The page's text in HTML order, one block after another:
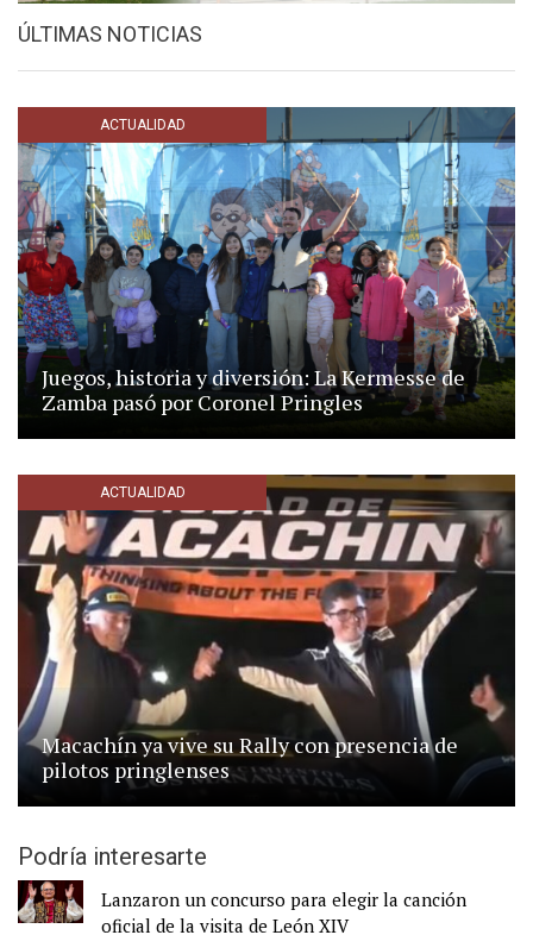
ÚLTIMAS NOTICIAS
ACTUALIDAD
Juegos, historia y diversión: La Kermesse de
Zamba pasó por Coronel Pringles
ACTUALIDAD
Macachín ya vive su Rally con presencia de
pilotos pringlenses
Podría interesarte
Lanzaron un concurso para elegir la canción
oficial de la visita de León XIV